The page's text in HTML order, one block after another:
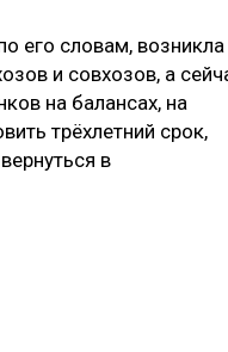
его словам, возникла
и совхозов, а
на балансах, на
трёхлетний срок,
в